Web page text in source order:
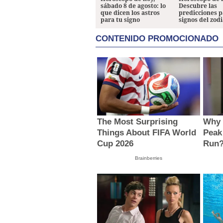
sábado 8 de agosto: lo
que dicen los astros
para tu signo
Descubre las
predicciones
signos del
CONTENIDO PROMOCIONADO
The Most Surprising
Things About FIFA World
Cup 2026
Brainberries
Why